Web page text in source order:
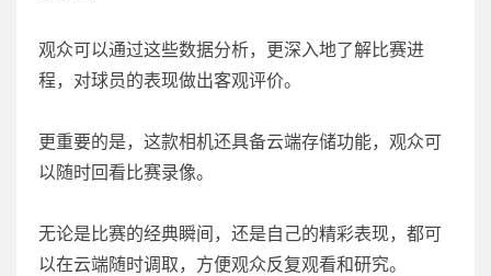
观众可以通过这些数据分析，更深入地了解比赛进
程，对球员的表现做出客观评价。
更重要的是，这款相机还具备云端存储功能，观众可
以随时回看比赛录像。
无论是比赛的经典瞬间，还是自己的精彩表现，都可
以在云端随时调取，方便观众反复观看和研究。